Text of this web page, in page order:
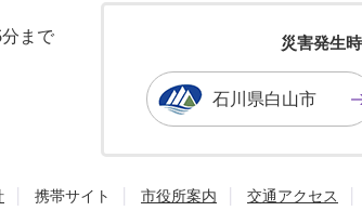
まで
色
す
る
災害発生
石川県白山市
携帯サイト 市役所案内 交通アクセス